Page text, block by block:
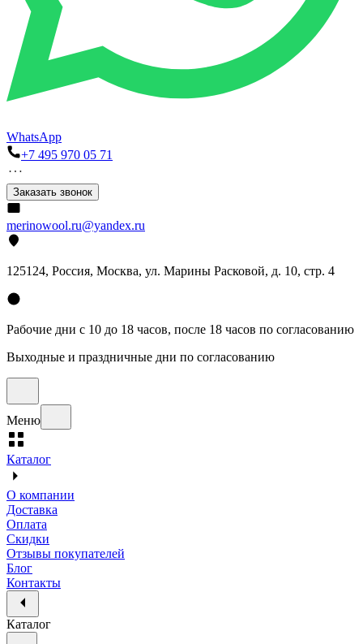
WhatsApp
+7 495 970 05 71
Заказать звонок
merinowool.ru@yandex.ru
125124, Россия, Москва, ул. Марины Расковой, д. 10, стр. 4
Рабочие дни с 10 до 18 часов, после 18 часов по согласованию
Выходные и праздничные дни по согласованию
Меню
Каталог
О компании
Доставка
Оплата
Скидки
Отзывы покупателей
Блог
Контакты
Каталог